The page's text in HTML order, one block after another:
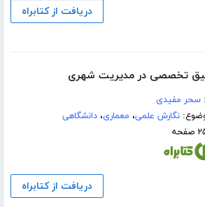
دریافت از کتابراه
تخصصی در مدیریت شهری
سحر مفیدی
نگارش علمی، معماری،دانشگاهی
دریافت از کتابراه